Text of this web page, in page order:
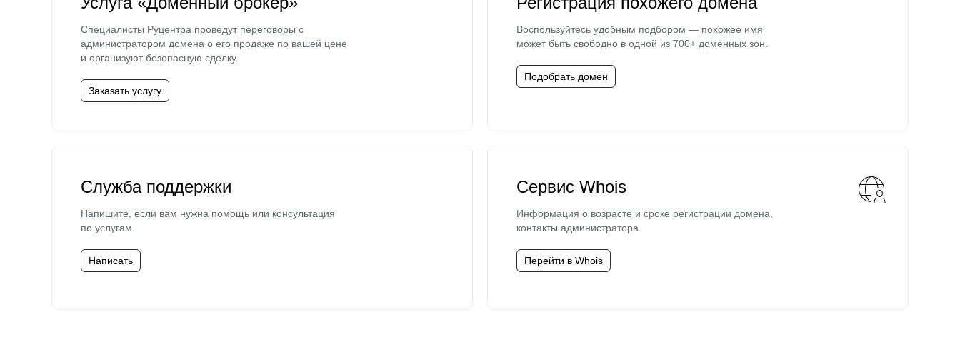
Специалисты Руцентра проведут переговоры с
администратором домена о его продаже по вашей цене
и организуют безопасную сделку.
Заказать услугу
Воспользуйтесь удобным подбором — похожее имя
может быть свободно в одной из 700+ доменных зон.
Подобрать домен
Служба поддержки
Напишите, если вам нужна помощь или консультация
по услугам.
Написать
Сервис Whois
Информация о возрасте и сроке регистрации домена,
контакты администратора.
Перейти в Whois